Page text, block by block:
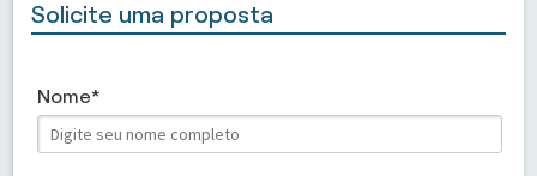
Solicite uma proposta
Nome